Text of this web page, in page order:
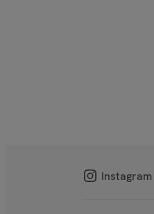
Instagram